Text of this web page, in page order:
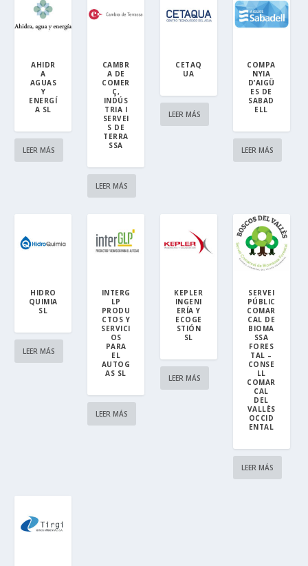
AHIDR
A
AGUAS
Y
ENERGÍ
A SL
LEER MÁS
CAMBR
A DE
COMER
Ç,
INDÚS
TRIA I
SERVEI
S DE
TERRA
SSA
LEER MÁS
CETAQ
UA
LEER MÁS
COMPA
NYIA
D’AIGÜ
ES DE
SABAD
ELL
LEER MÁS
HIDRO
QUIMIA
SL
LEER MÁS
INTERG
LP
PRODU
CTOS Y
SERVICI
OS
PARA
EL
AUTOG
AS SL
LEER MÁS
KEPLER
INGENI
ERÍA Y
ECOGE
STIÓN
SL
LEER MÁS
SERVEI
PÚBLIC
COMAR
CAL DE
BIOMA
SSA
FORES
TAL –
CONSE
LL
COMAR
CAL
DEL
VALLÈS
OCCID
ENTAL
LEER MÁS